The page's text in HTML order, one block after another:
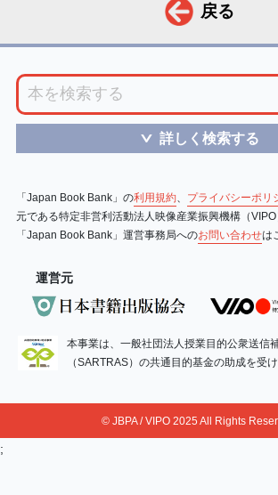
戻る
＞ 詳しく検索する
「Japan Book Bank」の利用規約、 プライバシーポリ
元である特定非営利活動法人映像産業振興機構（VIPO
「Japan Book Bank」運営事務局へのお問い合わせは
運営元
本事業は、一般社団法人授業目的公衆送信
（SARTRAS）の共通目的基金の助成を受
© JBPA / VIPO 2025 All Rights
;